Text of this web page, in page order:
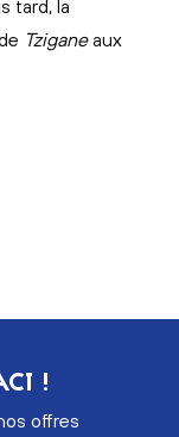
tard, la
Tziganeaux
!
offres